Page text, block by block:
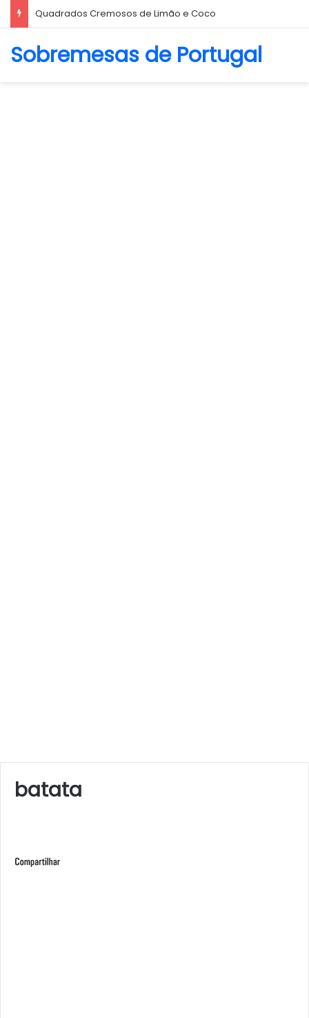
Quadrados Cremosos de Limão e Coco
Sobremesas de Portugal
batata